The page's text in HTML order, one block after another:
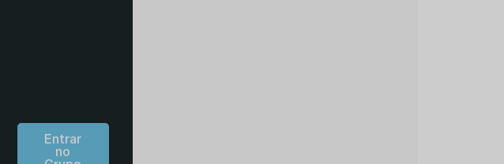
Entrar
no